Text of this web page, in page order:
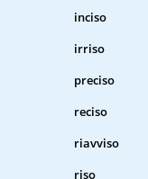
inciso
irriso
preciso
reciso
riavviso
riso